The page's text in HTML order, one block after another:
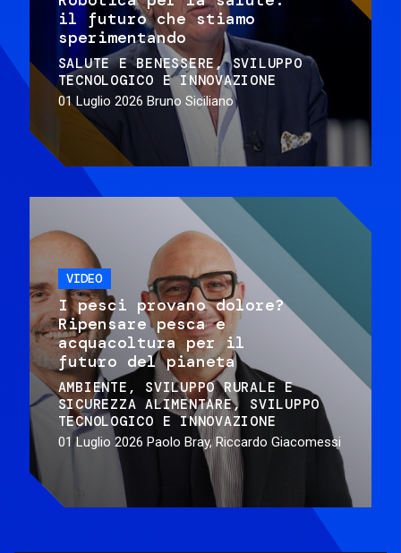
il futuro che stiamo
sperimentando
SALUTE E BENESSERE
SVILUPPO
TECNOLOGICO E INNOVAZIONE
01 Luglio 2026 Bruno Siciliano
VIDEO
I pesci provano dolore?
Ripensare pesca e
acquacoltura per il
futuro del pianeta
AMBIENTE
SVILUPPO RURALE E
SICUREZZA ALIMENTARE
SVILUPPO
TECNOLOGICO E INNOVAZIONE
01 Luglio 2026 Paolo Bray, Riccardo Giacomessi